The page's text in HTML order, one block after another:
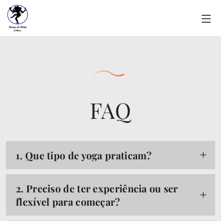
FAQ
1. Que tipo de yoga praticam?
todos. Todos os estilos que ensinamos
derivam do Hatha Yoga, a raiz de todas as
práticas de Yoga. Os diferentes métodos e
2. Preciso de ter experiência ou ser
flexível para começar?